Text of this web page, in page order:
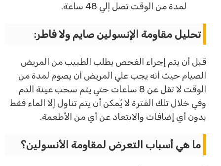
لمدة من الوقت تصل إلي 48 ساعة.
تحليل مقاومة الإنسولين صايم ولا فاطر:
قبل أن يتم إجراء الفحص يطلب الطبيب من المريض
الصيام حيث أنه يجب علي المريض أن يصوم لمدة من
الوقت لا تقل عن 8 ساعات حتي يتم سحب عينة الدم
وفي خلال تلك الفترة لا يُمكن أن يتم تناول إلا الماء فقط
بدون أي إضافات والابتعاد عن أي من الأطعمة.
ما هي أسباب التعرض لمقاومة الأنسولين؟